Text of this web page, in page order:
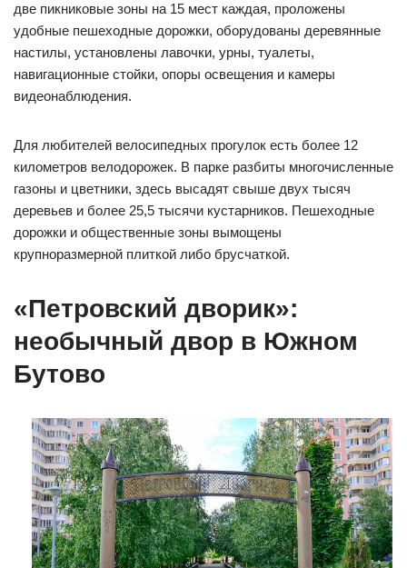
две пикниковые зоны на 15 мест каждая, проложены
удобные пешеходные дорожки, оборудованы деревянные
настилы, установлены лавочки, урны, туалеты,
навигационные стойки, опоры освещения и камеры
видеонаблюдения.
Для любителей велосипедных прогулок есть более 12
километров велодорожек. В парке разбиты многочисленные
газоны и цветники, здесь высадят свыше двух тысяч
деревьев и более 25,5 тысячи кустарников. Пешеходные
дорожки и общественные зоны вымощены
крупноразмерной плиткой либо брусчаткой.
«Петровский дворик»:
необычный двор в Южном
Бутово